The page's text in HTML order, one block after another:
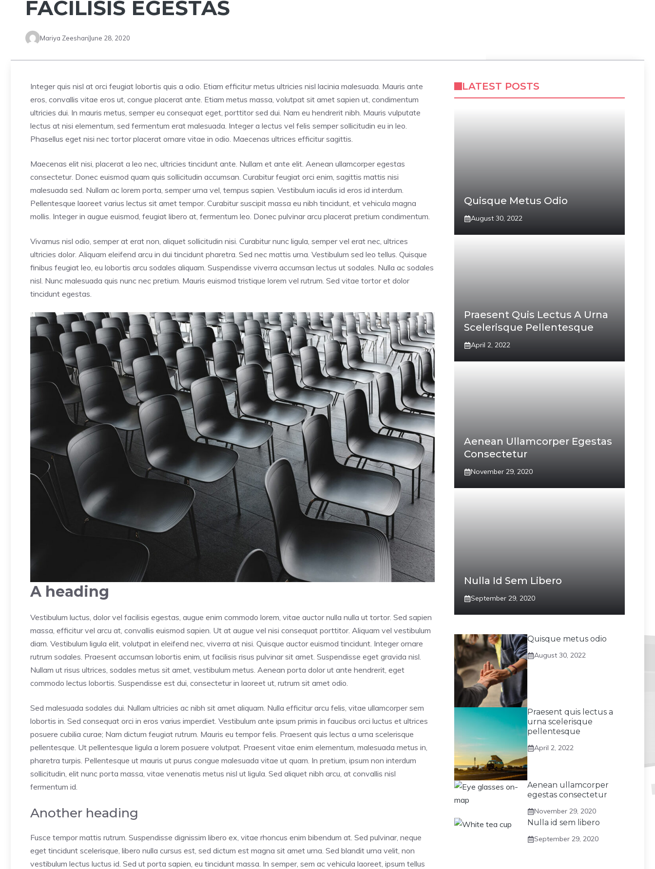
FACILISIS EGESTAS
Mariya Zeeshan June 28, 2020
Integer quis nisl at orci feugiat lobortis quis a odio. Etiam efficitur metus ultricies nisl lacinia malesuada. Mauris ante
eros, convallis vitae eros ut, congue placerat ante. Etiam metus massa, volutpat sit amet sapien ut, condimentum
ultricies dui. In mauris metus, semper eu consequat eget, porttitor sed dui. Nam eu hendrerit nibh. Mauris vulputate
lectus at nisi elementum, sed fermentum erat malesuada. Integer a lectus vel felis semper sollicitudin eu in leo.
Phasellus eget nisi nec tortor placerat ornare vitae in odio. Maecenas ultrices efficitur sagittis.
Maecenas elit nisi, placerat a leo nec, ultricies tincidunt ante. Nullam et ante elit. Aenean ullamcorper egestas
consectetur. Donec euismod quam quis sollicitudin accumsan. Curabitur feugiat orci enim, sagittis mattis nisi
malesuada sed. Nullam ac lorem porta, semper urna vel, tempus sapien. Vestibulum iaculis id eros id interdum.
Pellentesque laoreet varius lectus sit amet tempor. Curabitur suscipit massa eu nibh tincidunt, et vehicula magna
mollis. Integer in augue euismod, feugiat libero at, fermentum leo. Donec pulvinar arcu placerat pretium condimentum.
Vivamus nisl odio, semper at erat non, aliquet sollicitudin nisi. Curabitur nunc ligula, semper vel erat nec, ultrices
ultricies dolor. Aliquam eleifend arcu in dui tincidunt pharetra. Sed nec mattis urna. Vestibulum sed leo tellus. Quisque
finibus feugiat leo, eu lobortis arcu sodales aliquam. Suspendisse viverra accumsan lectus ut sodales. Nulla ac sodales
nisl. Nunc malesuada quis nunc nec pretium. Mauris euismod tristique lorem vel rutrum. Sed vitae tortor et dolor
tincidunt egestas.
A heading
Vestibulum luctus, dolor vel facilisis egestas, augue enim commodo lorem, vitae auctor nulla nulla ut tortor. Sed sapien
massa, efficitur vel arcu at, convallis euismod sapien. Ut at augue vel nisi consequat porttitor. Aliquam vel vestibulum
diam. Vestibulum ligula elit, volutpat in eleifend nec, viverra at nisi. Quisque auctor euismod tincidunt. Integer ornare
rutrum sodales. Praesent accumsan lobortis enim, ut facilisis risus pulvinar sit amet. Suspendisse eget gravida nisl.
Nullam ut risus ultrices, sodales metus sit amet, vestibulum metus. Aenean porta dolor ut ante hendrerit, eget
commodo lectus lobortis. Suspendisse est dui, consectetur in laoreet ut, rutrum sit amet odio.
Sed malesuada sodales dui. Nullam ultricies ac nibh sit amet aliquam. Nulla efficitur arcu felis, vitae ullamcorper sem
lobortis in. Sed consequat orci in eros varius imperdiet. Vestibulum ante ipsum primis in faucibus orci luctus et ultrices
posuere cubilia curae; Nam dictum feugiat rutrum. Mauris eu tempor felis. Praesent quis lectus a urna scelerisque
pellentesque. Ut pellentesque ligula a lorem posuere volutpat. Praesent vitae enim elementum, malesuada metus in,
pharetra turpis. Pellentesque ut mauris ut purus congue malesuada vitae ut quam. In pretium, ipsum non interdum
sollicitudin, elit nunc porta massa, vitae venenatis metus nisl ut ligula. Sed aliquet nibh arcu, at convallis nisl
fermentum id.
Another heading
Fusce tempor mattis rutrum. Suspendisse dignissim libero ex, vitae rhoncus enim bibendum at. Sed pulvinar, neque
eget tincidunt scelerisque, libero nulla cursus est, sed dictum est magna sit amet urna. Sed blandit urna velit, non
vestibulum lectus luctus id. Sed ut porta sapien, eu tincidunt massa. In semper, sem ac vehicula laoreet, ipsum tellus
LATEST POSTS
Quisque Metus Odio
August 30, 2022
Praesent Quis Lectus A Urna
Scelerisque Pellentesque
April 2, 2022
Aenean Ullamcorper Egestas
Consectetur
November 29, 2020
Nulla Id Sem Libero
September 29, 2020
Quisque metus odio
August 30, 2022
Praesent quis lectus a
urna scelerisque
pellentesque
April 2, 2022
Aenean ullamcorper
egestas consectetur
November 29, 2020
Nulla id sem libero
September 29, 2020